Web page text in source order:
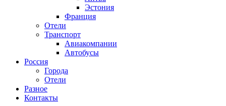
Эстония
Франция
Отели
Транспорт
Авиакомпании
Автобусы
Россия
Города
Отели
Разное
Контакты